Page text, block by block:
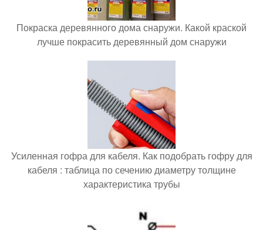
Покраска деревянного дома снаружи. Какой краской
лучше покрасить деревянный дом снаружи
Усиленная гофра для кабеля. Как подобрать гофру для
кабеля : таблица по сечению диаметру толщине
характеристика трубы